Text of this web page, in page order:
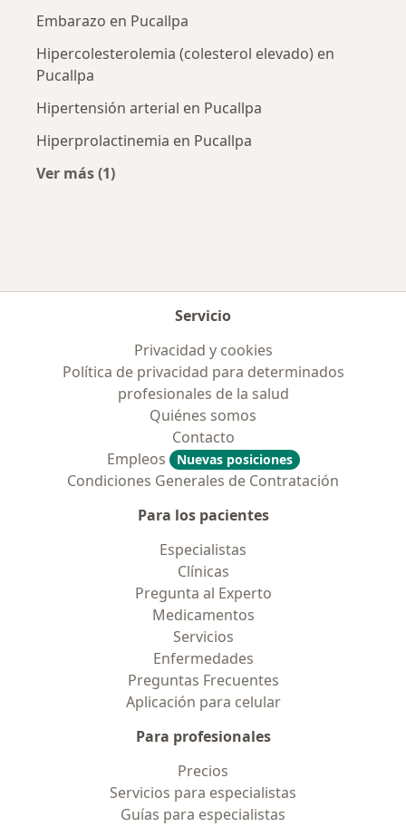
Embarazo en Pucallpa
Hipercolesterolemia (colesterol elevado) en
Pucallpa
Hipertensión arterial en Pucallpa
Hiperprolactinemia en Pucallpa
Ver más (1)
Servicio
Privacidad y cookies
Política de privacidad para determinados
profesionales de la salud
Quiénes somos
Contacto
Empleos
Nuevas posiciones
Condiciones Generales de Contratación
Para los pacientes
Especialistas
Clínicas
Pregunta al Experto
Medicamentos
Servicios
Enfermedades
Preguntas Frecuentes
Aplicación para celular
Para profesionales
Precios
Servicios para especialistas
Guías para especialistas